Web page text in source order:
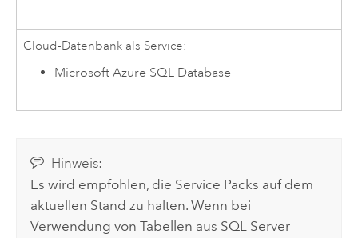
Cloud-Datenbank als Service:
Microsoft Azure SQL Database
Hinweis:
Es wird empfohlen, die Service Packs auf dem
aktuellen Stand zu halten. Wenn bei
Verwendung von Tabellen aus SQL Server